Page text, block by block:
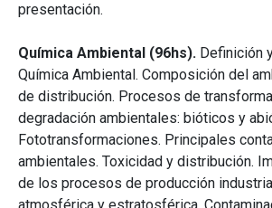
presentación.
Química Ambiental (96hs). Definición
Química Ambiental. Composición del
de distribución. Procesos de
degradación ambientales: bióticos y
Fototransformaciones. Principales
ambientales. Toxicidad y distribución.
de los procesos de producción